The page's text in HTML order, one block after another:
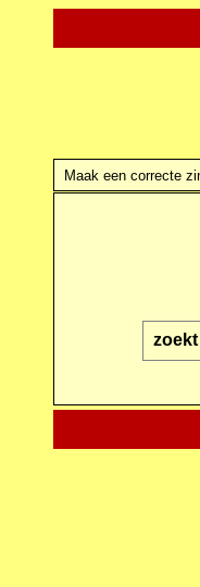
Maak een correcte
zoekt